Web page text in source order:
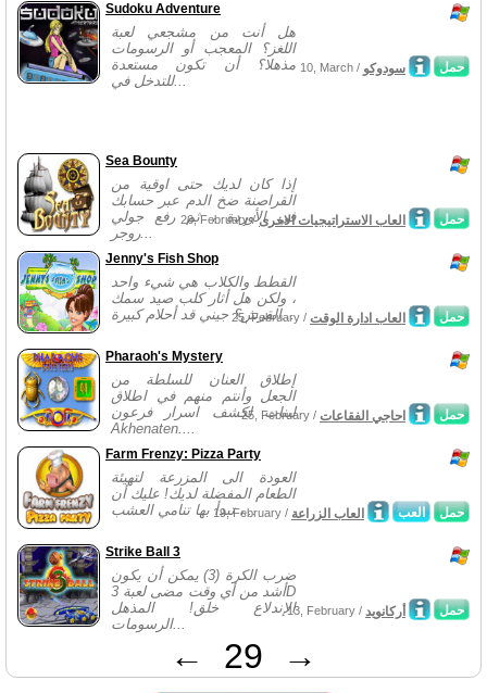
Sudoku Adventure
هل أنت من مشجعي لعبة
اللغز؟ المعجب أو الرسومات
مذهلا؟ أن تكون مستعدة
للتدخل في...
حمل 10, March / سودوكو
Sea Bounty
إذا كان لديك حتى اوقية من
القراصنة ضخ الدم عبر حسابك
في الأوردة ، ثم رفع جولي
روجر...
حمل 26, February /العاب الاستراتيجيات الاخرى
Jenny's Fish Shop
القطط والكلاب هي شيء واحد
، ولكن هل أثار كلب صيد سمك
القرش؟ جيني قد أحلام كبيرة...
حمل 25, February / العاب ادارة الوقت
Pharaoh's Mystery
إطلاق العنان للسلطة من
الجعل وأنتم منهم في اطلاق
لبنات لكشف اسرار فرعون
Akhenaten....
حمل 25, February / احاجي الفقاعات
Farm Frenzy: Pizza Party
العودة الى المزرعة لتهيئة
الطعام المفضلة لديك! عليك أن
تبدأ بها تنامي العشب ،...
حمل العب 19, February / العاب الزراعة
Strike Ball 3
ضرب الكرة (3) يمكن أن يكون
أشد من أي وقت مضى لعبة 3D
الإندلاع خلق! المذهل
الرسومات...
حمل 13, February / أركانويد
← 29 →